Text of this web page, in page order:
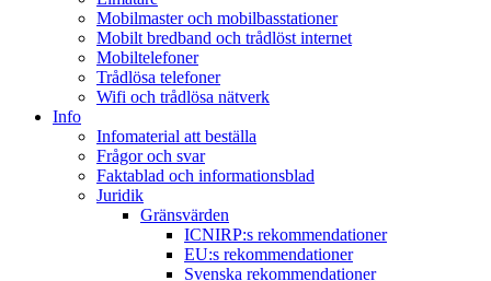
Mobilmaster och mobilbasstationer
Mobilt bredband och trådlöst internet
Mobiltelefoner
Trådlösa telefoner
Wifi och trådlösa nätverk
Info
Infomaterial att beställa
Frågor och svar
Faktablad och informationsblad
Juridik
Gränsvärden
ICNIRP:s rekommendationer
EU:s rekommendationer
Svenska rekommendationer